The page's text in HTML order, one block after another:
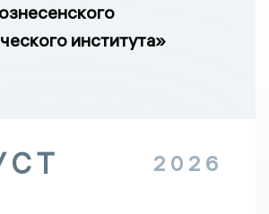
института»
2026